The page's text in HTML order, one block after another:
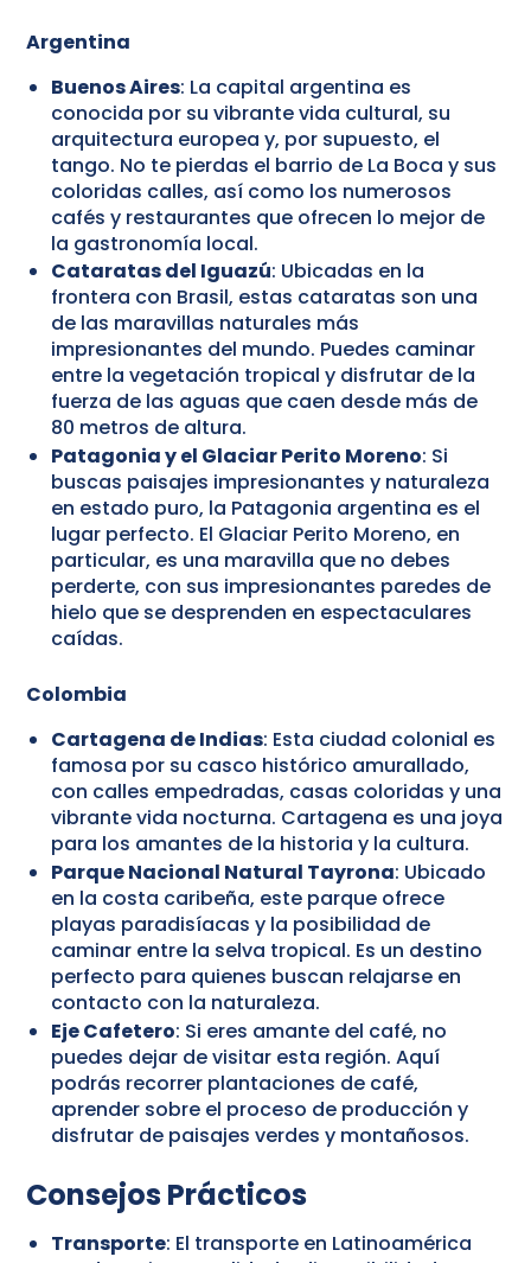
Argentina
Buenos Aires: La capital argentina es
conocida por su vibrante vida cultural, su
arquitectura europea y, por supuesto, el
tango. No te pierdas el barrio de La Boca y sus
coloridas calles, así como los numerosos
cafés y restaurantes que ofrecen lo mejor de
la gastronomía local.
Cataratas del Iguazú: Ubicadas en la
frontera con Brasil, estas cataratas son una
de las maravillas naturales más
impresionantes del mundo. Puedes caminar
entre la vegetación tropical y disfrutar de la
fuerza de las aguas que caen desde más de
80 metros de altura.
Patagonia y el Glaciar Perito Moreno: Si
buscas paisajes impresionantes y naturaleza
en estado puro, la Patagonia argentina es el
lugar perfecto. El Glaciar Perito Moreno, en
particular, es una maravilla que no debes
perderte, con sus impresionantes paredes de
hielo que se desprenden en espectaculares
caídas.
Colombia
Cartagena de Indias: Esta ciudad colonial es
famosa por su casco histórico amurallado,
con calles empedradas, casas coloridas y una
vibrante vida nocturna. Cartagena es una joya
para los amantes de la historia y la cultura.
Parque Nacional Natural Tayrona: Ubicado
en la costa caribeña, este parque ofrece
playas paradisíacas y la posibilidad de
caminar entre la selva tropical. Es un destino
perfecto para quienes buscan relajarse en
contacto con la naturaleza.
Eje Cafetero: Si eres amante del café, no
puedes dejar de visitar esta región. Aquí
podrás recorrer plantaciones de café,
aprender sobre el proceso de producción y
disfrutar de paisajes verdes y montañosos.
Consejos Prácticos
Transporte: El transporte en Latinoamérica